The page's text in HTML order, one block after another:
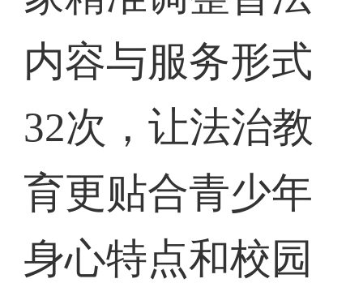
内容与服务形式
32次，让法治教
育更贴合青少年
身心特点和校园